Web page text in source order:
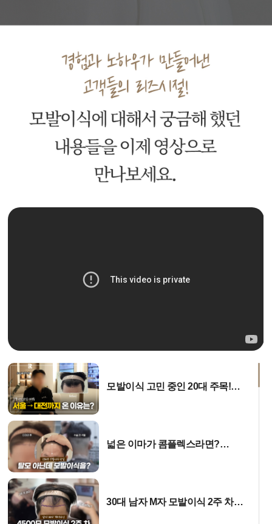
모발이식 고민 중인 20대 주목!
넓은 이마가 콤플렉스라면?
30대 남자 M자 모발이식 2주 차